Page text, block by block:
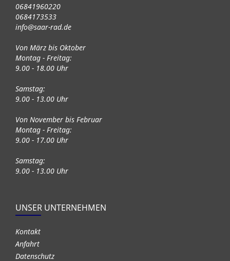
06841960220
0684173533
info@saar-rad.de
Von März bis Oktober
Montag - Freitag:
9.00 - 18.00 Uhr
Samstag:
9.00 - 13.00 Uhr
Von November bis Februar
Montag - Freitag:
9.00 - 17.00 Uhr
Samstag:
9.00 - 13.00 Uhr
UNSER UNTERNEHMEN
Kontakt
Anfahrt
Datenschutz